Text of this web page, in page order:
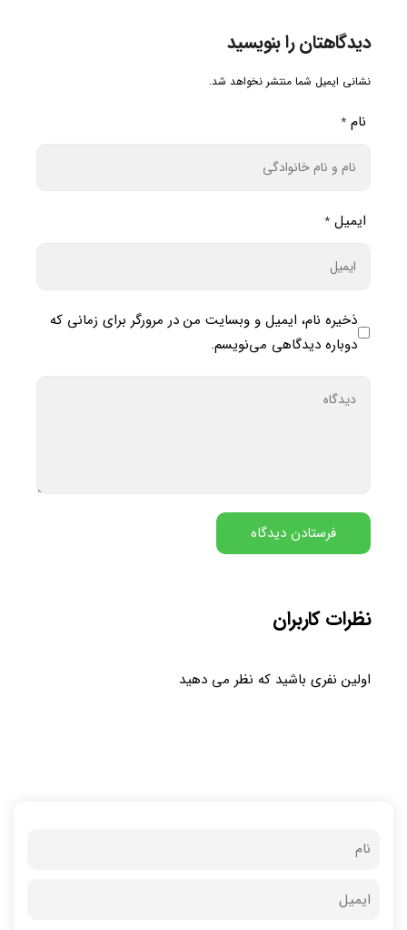
دیدگاهتان را بنویسید
نشانی ایمیل شما منتشر نخواهد شد.
نام *
ایمیل *
ذخیره نام، ایمیل و وبسایت من در مرورگر برای زمانی که
دوباره دیدگاهی می‌نویسم.
نظرات کاربران
اولین نفری باشید که نظر می دهید